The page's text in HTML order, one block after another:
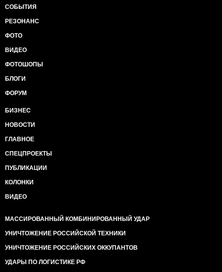
СОБЫТИЯ
РЕЗОНАНС
ФОТО
ВИДЕО
ФОТОШОПЫ
БЛОГИ
ФОРУМ
БИЗНЕС
НОВОСТИ
ГЛАВНОЕ
СПЕЦПРОЕКТЫ
ПУБЛИКАЦИИ
КОЛОНКИ
ВИДЕО
МАССИРОВАННЫЙ КОМБИНИРОВАННЫЙ УДАР
УНИЧТОЖЕНИЕ РОССИЙСКОЙ ТЕХНИКИ
УНИЧТОЖЕНИЕ РОССИЙСКИХ ОККУПАНТОВ
УДАРЫ ПО ЛОГИСТИКЕ РФ